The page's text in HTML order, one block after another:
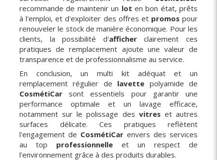
recommande de maintenir un lot en bon état, prêts
à l'emploi, et d'exploiter des offres et promos pour
renouveler le stock de manière économique. Pour les
clients, la possibilité d'afficherclairement ces
pratiques de remplacement ajoute une valeur de
transparence et de professionnalisme au service.
En conclusion, un multi kit adéquat et un
remplacement régulier de lavette polyamide de
CosmétiCar sont essentiels pour garantir une
performance optimale et un lavage efficace,
notamment sur le polissage des vitres et autres
surfaces délicate. Ces pratiques reflètent
l'engagement de CosmétiCar envers des services
au top professionnelle et un respect de
l'environnement grâce à des produits durables.